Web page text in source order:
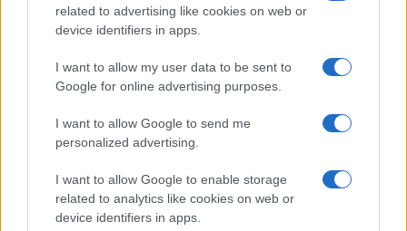
related to advertising like cookies on web or
device identifiers in apps.
I want to allow my user data to be sent to
Google for online advertising purposes.
I want to allow Google to send me
personalized advertising.
I want to allow Google to enable storage
related to analytics like cookies on web or
device identifiers in apps.
Caro Porro, altro che Proust
sotto l’ombrellone: ecco il
libro che dovreste leggere
Tra mistero, tempesta e blackout, un libro fuori
dagli schemi per riscoprire il piacere della lettura
senza pose da intellettuali